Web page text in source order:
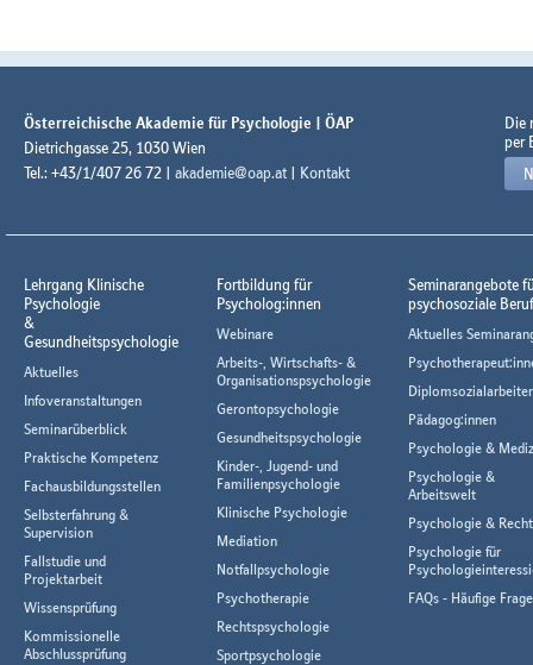
Österreichische Akademie für Psychologie | ÖAP
Dietrichgasse 25, 1030 Wien
Tel.: +43/1/407 26 72 | akademie@oap.at | Kontakt
Die
per
Lehrgang Klinische
Psychologie
&
Gesundheitspsychologie
Aktuelles
Infoveranstaltungen
Seminarüberblick
Praktische Kompetenz
Fachausbildungsstellen
Selbsterfahrung &
Supervision
Fallstudie und
Projektarbeit
Wissensprüfung
Kommissionelle
Abschlussprüfung
Fortbildung für
Psycholog:innen
Webinare
Arbeits-, Wirtschafts- &
Organisationspsychologie
Gerontopsychologie
Gesundheitspsychologie
Kinder-, Jugend- und
Familienpsychologie
Klinische Psychologie
Mediation
Notfallpsychologie
Psychotherapie
Rechtspsychologie
Sportpsychologie
Seminarangebote
psychosoziale
Aktuelles
Pädagog:innen
Psychologie &
Psychologie &
Arbeitswelt
Psychologie & Recht
Psychologie für
FAQs - Häufige